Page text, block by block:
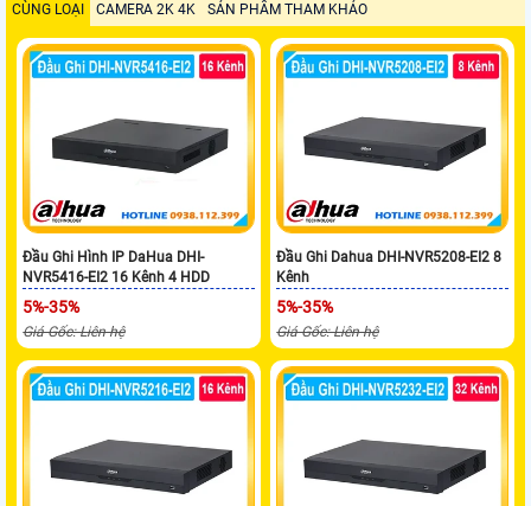
CÙNG LOẠI CAMERA 2K 4K SẢN PHẨM THAM KHẢO
Đầu Ghi Hình IP DaHua DHI-
NVR5416-EI2 16 Kênh 4 HDD
5%-35%
Giá Gốc: Liên hệ
Đầu Ghi Dahua DHI-NVR5208-EI2 8
Kênh
5%-35%
Giá Gốc: Liên hệ